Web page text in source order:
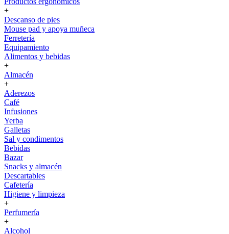
+
Descanso de pies
Mouse pad y apoya muñeca
Ferretería
Equipamiento
Alimentos y bebidas
+
Almacén
+
Aderezos
Café
Infusiones
Yerba
Galletas
Sal y condimentos
Bebidas
Bazar
Snacks y almacén
Descartables
Cafetería
Higiene y limpieza
+
Perfumería
+
Alcohol